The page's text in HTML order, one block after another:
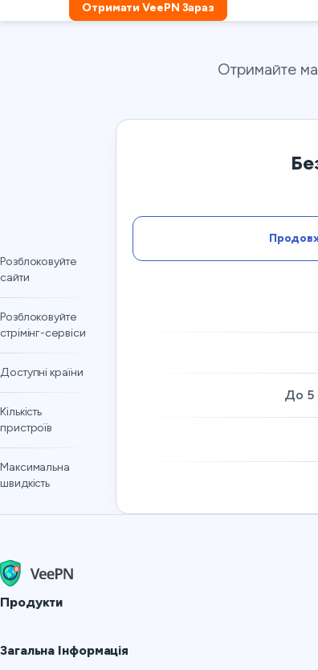
Отримати VeePN Зараз
Отримайте
Розблоковуйте
сайти
Розблоковуйте
стрімінг-сервіси
Доступні країни
Кількість
пристроїв
Максимальна
швидкість
До 5
Продукти
VPN for macOS
Загальна Інформація